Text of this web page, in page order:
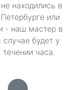
находились в
или
- наш мастер в
будет у
течении часа.